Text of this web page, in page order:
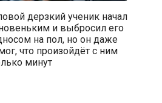
дерзкий ученик начал
и выбросил его
на пол, но он даже
что произойдёт с ним
минут